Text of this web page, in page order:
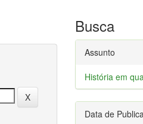
Busca
Assunto
História em
Data de